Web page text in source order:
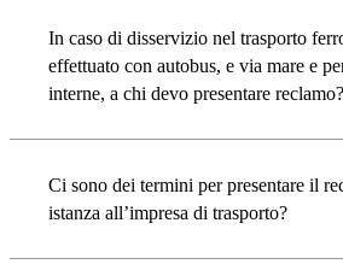
In caso di disservizio nel trasporto
effettuato con autobus, e via mare e
interne, a chi devo presentare reclamo?
Ci sono dei termini per presentare il
istanza all’impresa di trasporto?